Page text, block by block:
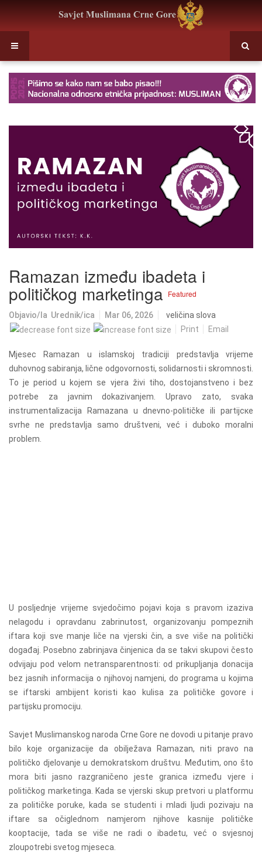
Ramazan između ibadeta i
političkog marketinga Featured
Objavio/la Urednik/ica Mar 06, 2026
veličina slova
Print
Email
Mjesec Ramazan u islamskoj tradiciji predstavlja vrijeme
duhovnog sabiranja, lične odgovornosti, solidarnosti i skromnosti.
To je period u kojem se vjera živi tiho, dostojanstveno i bez
potrebe za javnim dokazivanjem. Upravo zato, svaka
instrumentalizacija Ramazana u dnevno-političke ili partijске
svrhe ne predstavlja samo društveni, već i duboko moralni
problem.
U posljednje vrijeme svjedočimo pojavi koja s pravom izaziva
nelagodu i opravdanu zabrinutost, organizovanju pompeznih
iftara koji sve manje liče na vjerski čin, a sve više na politički
događaj. Posebno zabrinjava činjenica da se takvi skupovi često
odvijaju pod velom netransparentnosti: od prikupljanja donacija
bez jasnih informacija o njihovoj namjeni, do programa u kojima
se iftarski ambijent koristi kao kulisa za političke govore i
partijsku promociju.
Savjet Muslimanskog naroda Crne Gore ne dovodi u pitanje pravo
bilo koje organizacije da obilježava Ramazan, niti pravo na
političko djelovanje u demokratskom društvu. Međutim, ono što
mora biti jasno razgraničeno jeste granica između vjere i
političkog marketinga. Kada se vjerski skup pretvori u platformu
za političke poruke, kada se studenti i mladi ljudi pozivaju na
iftare sa očiglednom namjerom njihove kasnije političke
kooptacije, tada se više ne radi o ibadetu, već o svjesnoj
zloupotrebi svetog mjeseca.